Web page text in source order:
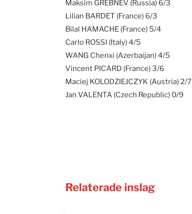
Maksim GREBNEV (Russia) 6/3
Lilian BARDET (France) 6/3
Bilal HAMACHE (France) 5/4
Carlo ROSSI (Italy) 4/5
WANG Chenxi (Azerbaijan) 4/5
Vincent PICARD (France) 3/6
Maciej KOLODZIEJCZYK (Austria) 2/7
Jan VALENTA (Czech Republic) 0/9
Relaterade inslag